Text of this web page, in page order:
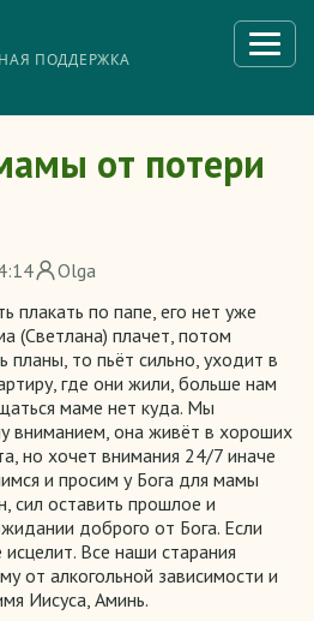
ПОДДЕРЖКА
меню
от потери
Olga
плакать по папе, его нет уже
(Светлана) плачет, потом
планы, то пьёт сильно, уходит в
где они жили, больше нам
маме нет куда. Мы
вниманием, она живёт в хороших
но хочет внимания 24/7 иначе
и просим у Бога для мамы
сил оставить прошлое и
доброго от Бога. Если
Все наши старания
от алкогольной зависимости и
Иисуса, Аминь.